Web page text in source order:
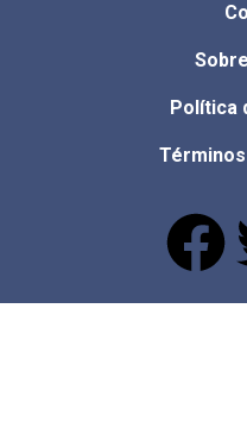
Política